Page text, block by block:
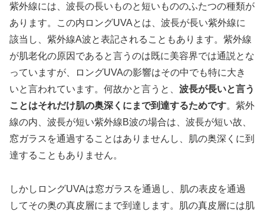
紫外線には、波長の長いものと短いもののふたつの種類が
あります。この内ロングUVAとは、波長が長い紫外線に
該当し、紫外線A波と表記されることもあります。紫外線
が肌老化の原因であると言うのは既に美容界では通説とな
っていますが、ロングUVAの影響はその中でも特に大き
いと言われています。何故かと言うと、 波長が長いと言う
ことはそれだけ肌の奥深くにまで到達するためです。紫外
線の内、波長が短い紫外線B波の場合は、波長が短い故、
窓ガラスを通過することはありませんし、肌の奥深くに到
達することもありません。
しかしロングUVAは窓ガラスを通過し、肌の表皮を通過
してその奥の真皮層にまで到達します。肌の真皮層には肌